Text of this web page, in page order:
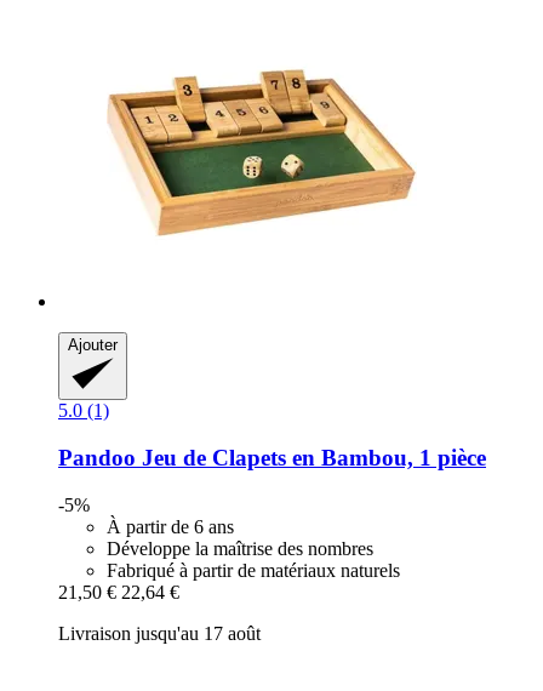
Ajouter
5.0 (1)
Pandoo Jeu de Clapets en Bambou, 1 pièce
-5%
À partir de 6 ans
Développe la maîtrise des nombres
Fabriqué à partir de matériaux naturels
21,50 € 22,64 €
Livraison jusqu'au 17 août